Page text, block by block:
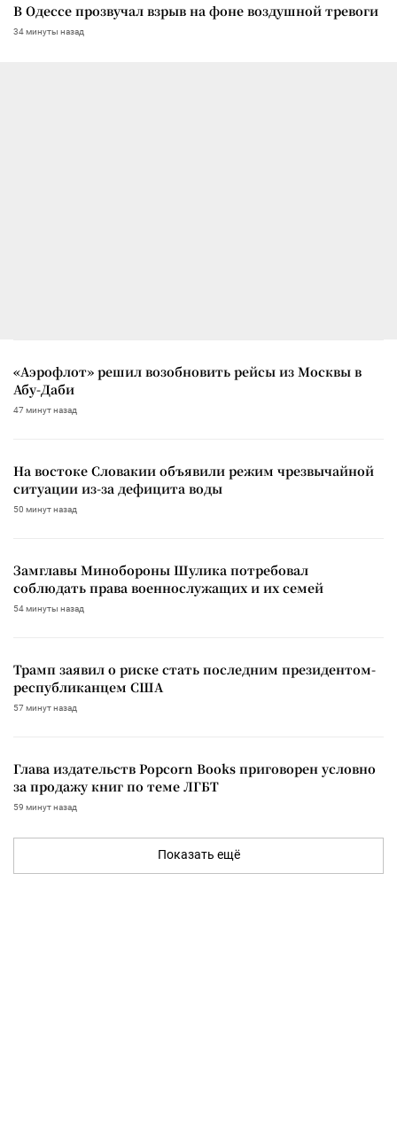
В Одессе прозвучал взрыв на фоне воздушной тревоги
34 минуты назад
«Аэрофлот» решил возобновить рейсы из Москвы в
Абу-Даби
47 минут назад
На востоке Словакии объявили режим чрезвычайной
ситуации из-за дефицита воды
50 минут назад
Замглавы Минобороны Шулика потребовал
соблюдать права военнослужащих и их семей
54 минуты назад
Трамп заявил о риске стать последним президентом-
республиканцем США
57 минут назад
Глава издательств Popcorn Books приговорен условно
за продажу книг по теме ЛГБТ
59 минут назад
Показать ещё